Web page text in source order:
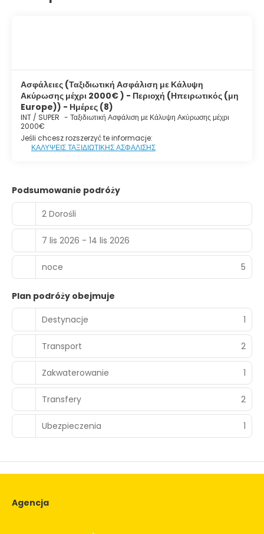
Ασφάλειες (Ταξιδιωτική Ασφάλιση με Κάλυψη
Ακύρωσης μέχρι 2000€ ) - Περιοχή (Ηπειρωτικός (μη
Europe)) - Ημέρες (8)
INT / SUPER - Ταξιδιωτική Ασφάλιση με Κάλυψη Ακύρωσης μέχρι
2000€
Jeśli chcesz rozszerzyć te informacje:
ΚΑΛΥΨΕΙΣ ΤΑΞΙΔΙΩΤΙΚΗΣ ΑΣΦΑΛΙΣΗΣ
Podsumowanie podróży
2 Dorośli
7 lis 2026 - 14 lis 2026
noce 5
Plan podróży obejmuje
Destynacje
1
Transport 2
Zakwaterowanie 1
Transfery 2
Ubezpieczenia 1
Agencja